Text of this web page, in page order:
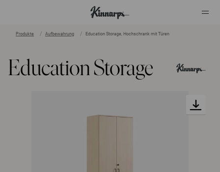
Produkte Aufbewahrung Education Storage, Hochschrank mit Türen
Education Storage